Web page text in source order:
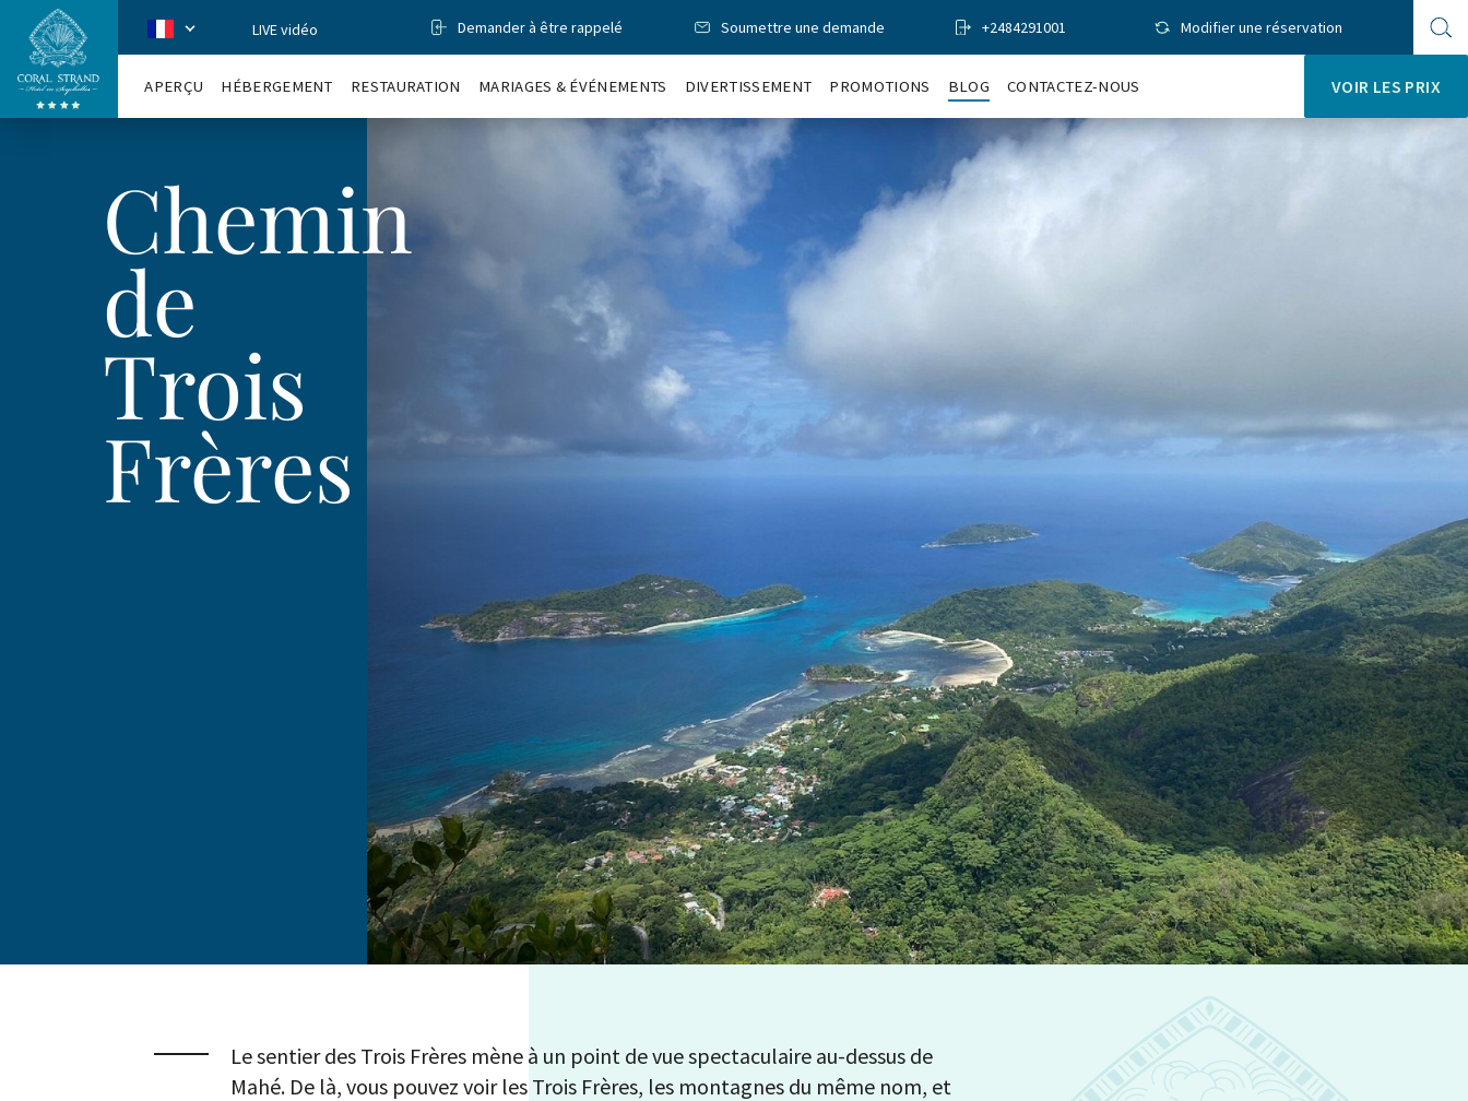
CoralStrand
fr
LIVE vidéo Demander à être rappelé Soumettre une demande +2484291001 Modifier une réservation
APERÇU HÉBERGEMENT RESTAURATION MARIAGES & ÉVÉNEMENTS DIVERTISSEMENT PROMOTIONS BLOG CONTACTEZ-NOUS VOIR LES PRIX
Chemin
de
Trois
Frères
Le sentier des Trois Frères mène à un point de vue spectaculaire au-dessus de
Mahé. De là, vous pouvez voir les Trois Frères, les montagnes du même nom, et